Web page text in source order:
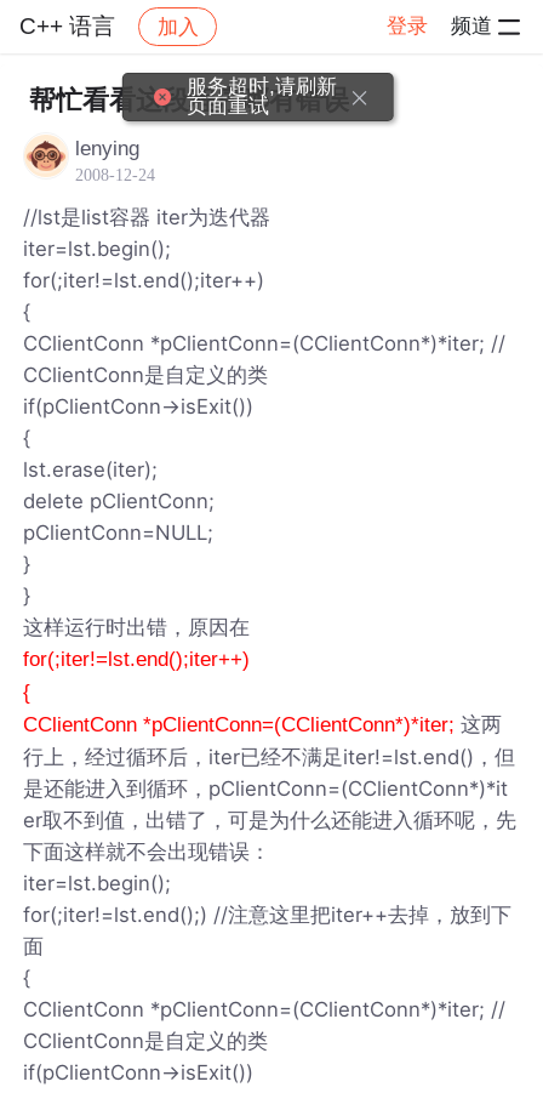
C++ 语言 加入 登录 频道
社区 C++ 语言 帖子详情
帮忙看看这段程序哪有错误
lenying
2008-12-24
//lst是list容器 iter为迭代器
iter=lst.begin();
for(;iter!=lst.end();iter++)
{
CClientConn *pClientConn=(CClientConn*)*iter; //
CClientConn是自定义的类
if(pClientConn->isExit())
{
lst.erase(iter);
delete pClientConn;
pClientConn=NULL;
}
}
这样运行时出错，原因在
for(;iter!=lst.end();iter++)
{
CClientConn *pClientConn=(CClientConn*)*iter;这两
行上，经过循环后，iter已经不满足iter!=lst.end()，但
是还能进入到循环，pClientConn=(CClientConn*)*it
er取不到值，出错了，可是为什么还能进入循环呢，先
下面这样就不会出现错误：
iter=lst.begin();
for(;iter!=lst.end();) //注意这里把iter++去掉，放到下
面
{
CClientConn *pClientConn=(CClientConn*)*iter; //
CClientConn是自定义的类
if(pClientConn->isExit())
服务超时,请刷新
页面重试